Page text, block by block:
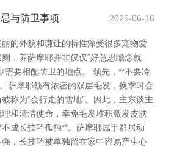
与防卫事项 2026-06-16
的外貌和谦让的特性深受很多宠物爱
，养萨摩耶并非仅仅“好意思瞻念就
需要相配防卫的地点。 领先，**不要冷
萨摩耶领有浓密的双层毛发，换季时会
称为“会行走的雪地”。因此，主东谈主
和清洁使命，幸免毛发堆积激发皮肤
成长技巧孤独**。萨摩耶属于群居动
，长技巧被单独留在家中容易产生心